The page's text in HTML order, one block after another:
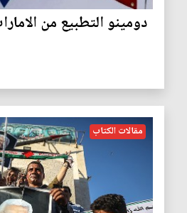
دومينو التطبيع من
مقالات الكتاب